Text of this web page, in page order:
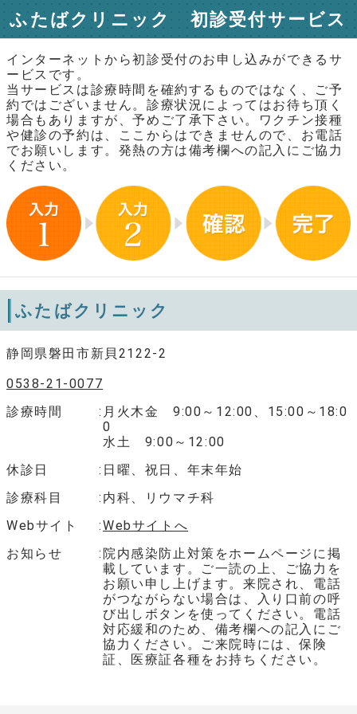
ふたばクリニック 初診受付サービス
インターネットから初診受付のお申し込みができるサ
ービスです。
当サービスは診療時間を確約するものではなく、ご予
約ではございません。診療状況によってはお待ち頂く
場合もありますが、予めご了承下さい。ワクチン接種
や健診の予約は、ここからはできませんので、お電話
でお願いします。発熱の方は備考欄への記入にご協力
ください。
ふたばクリニック
静岡県磐田市新貝2122-2
0538-21-0077
診療時間
月火木金 9:00～12:00、15:00～18:0
0
水土 9:00～12:00
休診日
日曜、祝日、年末年始
診療科目
内科、リウマチ科
Webサイト
Webサイトへ
お知らせ
院内感染防止対策をホームページに掲
載しています。ご一読の上、ご協力を
お願い申し上げます。来院され、電話
がつながらない場合は、入り口前の呼
び出しボタンを使ってください。電話
対応緩和のため、備考欄への記入にご
協力ください。ご来院時には、保険
証、医療証各種をお持ちください。